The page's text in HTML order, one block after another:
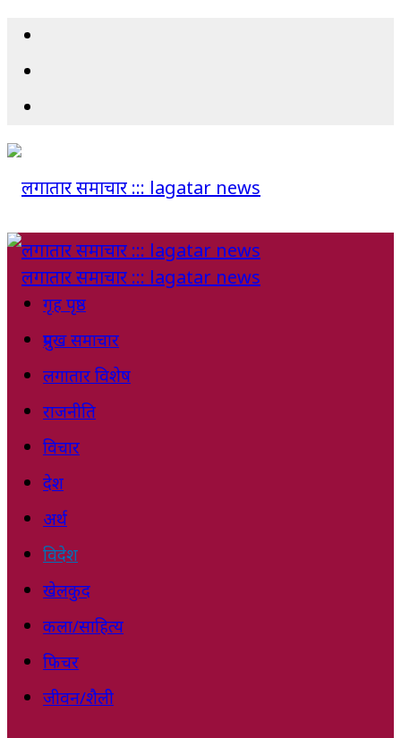
गृह पृष्ठ
प्रमुख समाचार
लगातार विशेष
राजनीति
विचार
देश
अर्थ
विदेश
खेलकुद
कला/साहित्य
फिचर
जीवन/शैली